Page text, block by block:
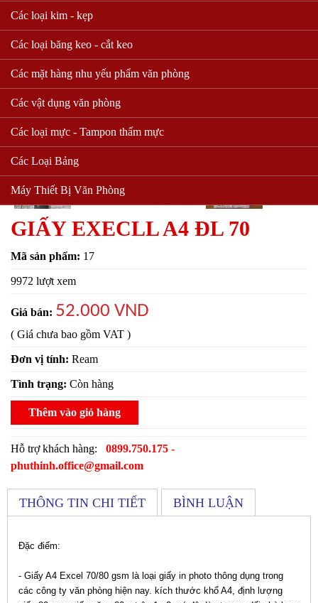
Các loại kim - kẹp
Các loại băng keo - cắt keo
Các mặt hàng nhu yếu phẩm văn phòng
Các vật dụng văn phòng
Các loại mực - Tampon thấm mực
Các Loại Bảng
Máy Thiết Bị Văn Phòng
GIẤY EXECLL A4 ĐL 70
Mã sản phẩm: 17
9972 lượt xem
Giá bán: 52.000 VND
( Giá chưa bao gồm VAT )
Đơn vị tính: Ream
Tình trạng: Còn hàng
Thêm vào giỏ hàng
Hỗ trợ khách hàng: 0899.750.175 -
phuthinh.office@gmail.com
THÔNG TIN CHI TIẾT BÌNH LUẬN
Đặc điểm:
- Giấy A4 Excel 70/80 gsm là loại giấy in photo thông dụng trong
các công ty văn phòng hiện nay. kích thước khổ A4, định lượng